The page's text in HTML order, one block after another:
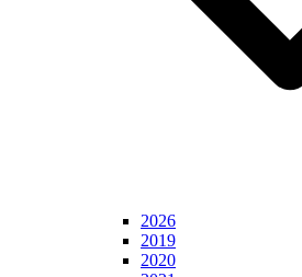
2026
2019
2020